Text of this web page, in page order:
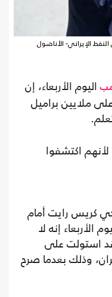
الإيراني- الأناضول
اليوم الأربعاء، إن
ملايين براميل
اكتشفوا
كريس رايت أمام
إنه لا
قد استولت على
وذلك بعدما صرح